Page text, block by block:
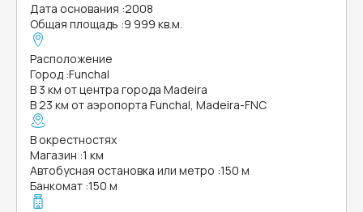
Дата основания :2008
Общая площадь :9 999 кв.м.
Расположение
Город :Funchal
В 3 км от центра города Madeira
В 23 км от аэропорта Funchal, Madeira-FNC
В окрестностях
Магазин :1 км
Автобусная остановка или метро :150 м
Банкомат :150 м